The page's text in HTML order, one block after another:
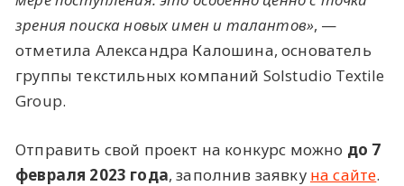
зрения поиска новых имен и талантов», —
отметила Александра Калошина, основатель
группы текстильных компаний Solstudio Textile
Group.
Отправить свой проект на конкурс можно до 7
февраля 2023 года, заполнив заявку на сайте.